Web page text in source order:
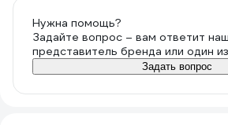
Нужна помощь?
Задайте вопрос – вам ответит
представитель бренда или один
Задать вопрос